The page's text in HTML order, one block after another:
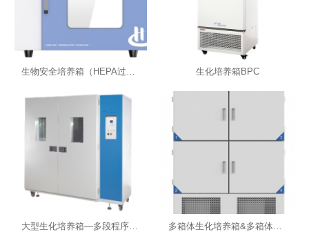
生物安全培养箱（HEPA过滤器） 生化培养箱BPC
大型生化培养箱—多段程序液晶控制器 （******型 大型） 多箱体生化培养箱&多箱体霉菌培养箱